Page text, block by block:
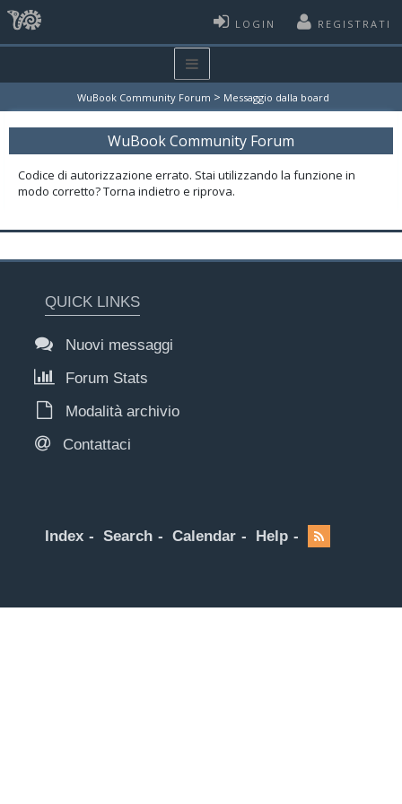
LOGIN REGISTRATI
WuBook Community Forum > Messaggio dalla board
WuBook Community Forum
Codice di autorizzazione errato. Stai utilizzando la funzione in
modo corretto? Torna indietro e riprova.
QUICK LINKS
Nuovi messaggi
Forum Stats
Modalità archivio
Contattaci
Index Search Calendar Help